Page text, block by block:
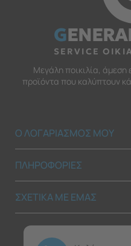
G
SERVICE
Μεγάλη ποικιλία, άμεση
προϊόντα που καλύπτουν
Ο ΛΟΓΑΡΙΑΣΜΟΣ ΜΟΥ
ΠΛΗΡΟΦΟΡΙΕΣ
ΣΧΕΤΙΚΑ ΜΕ ΕΜΑΣ